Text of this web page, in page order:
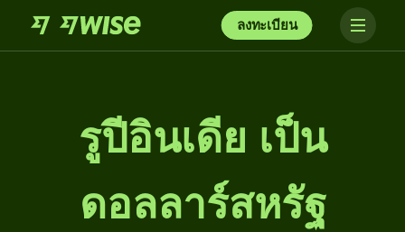
ลงทะเบียน
รูปีอินเดีย เป็น
ดอลลาร์สหรัฐ